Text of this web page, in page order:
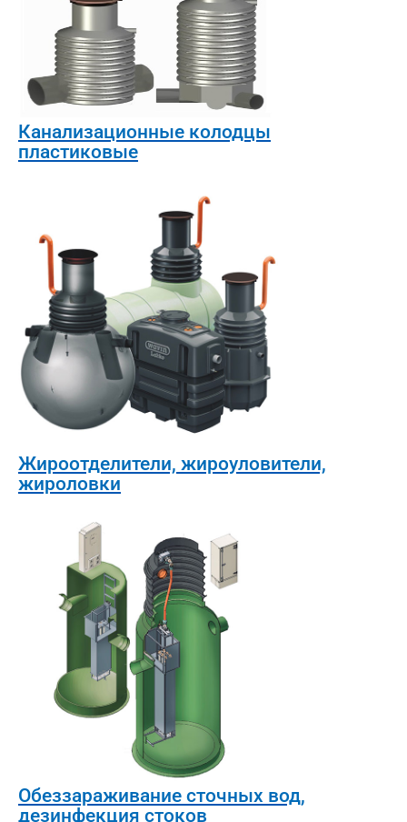
Канализационные колодцы
пластиковые
Жироотделители, жироуловители,
жироловки
Обеззараживание сточных вод,
дезинфекция стоков